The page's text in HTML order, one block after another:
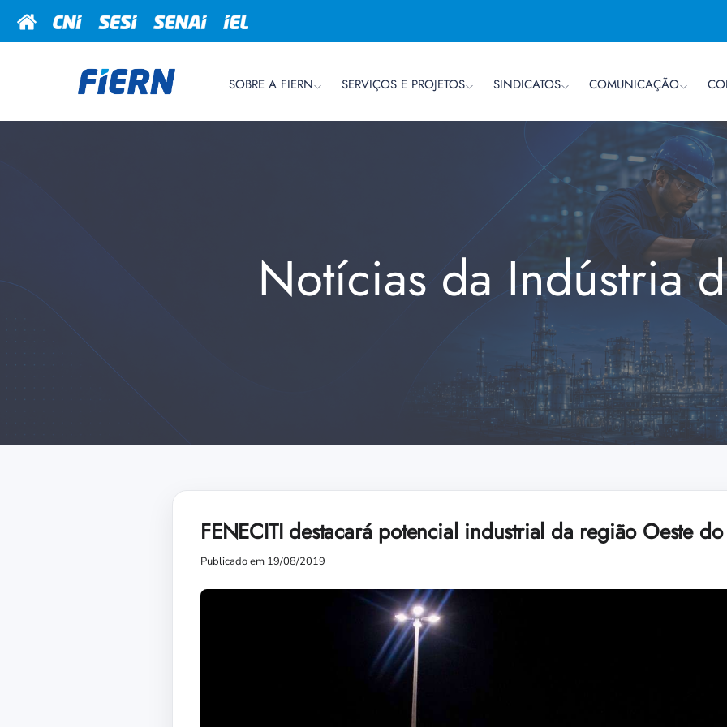
SOBRE A FIERN SERVIÇOS E PROJETOS SINDICATOS COMUNICAÇÃO
Notícias da Indústria
FENECITI destacará potencial industrial da região Oeste
Publicado em 19/08/2019